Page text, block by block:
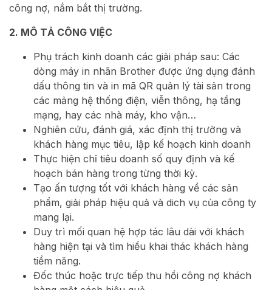
công nợ, nắm bắt thị trường.
2. MÔ TẢ CÔNG VIỆC
Phụ trách kinh doanh các giải pháp sau: Các
dòng máy in nhãn Brother được ứng dụng đánh
dấu thông tin và in mã QR quản lý tài sản trong
các mảng hệ thống điện, viễn thông, hạ tầng
mạng, hay các nhà máy, kho vận…
Nghiên cứu, đánh giá, xác định thị trường và
khách hàng mục tiêu, lập kế hoạch kinh doanh
Thực hiện chỉ tiêu doanh số quy định và kế
hoạch bán hàng trong từng thời kỳ.
Tạo ấn tượng tốt với khách hàng về các sản
phẩm, giải pháp hiệu quả và dich vụ của công ty
mang lại.
Duy trì mối quan hệ hợp tác lâu dài với khách
hàng hiện tại và tìm hiểu khai thác khách hàng
tiềm năng.
Đốc thúc hoặc trực tiếp thu hồi công nợ khách